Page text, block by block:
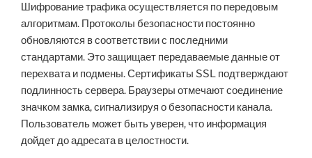
Шифрование трафика осуществляется по передовым
алгоритмам. Протоколы безопасности постоянно
обновляются в соответствии с последними
стандартами. Это защищает передаваемые данные от
перехвата и подмены. Сертификаты SSL подтверждают
подлинность сервера. Браузеры отмечают соединение
значком замка, сигнализируя о безопасности канала.
Пользователь может быть уверен, что информация
дойдет до адресата в целостности.